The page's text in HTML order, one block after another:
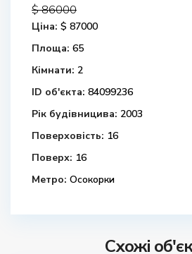
$ 86000
Ціна: $ 87000
Площа: 65
Кімнати: 2
ID об'єкта: 84099236
Рік будівницива: 2003
Поверховість: 16
Поверх: 16
Метро: Осокорки
Схожі